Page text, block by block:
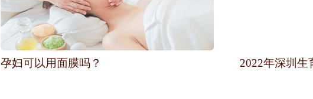
孕妇可以用面膜吗？ 2022年深圳生